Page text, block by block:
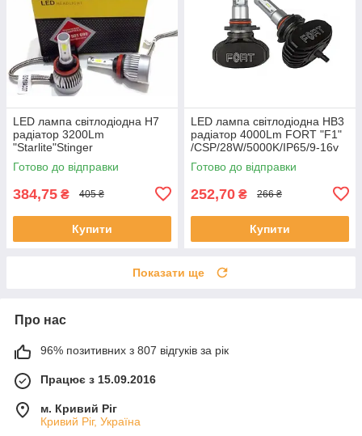
LED лампа світлодіодна H7
радіатор 3200Lm
"Starlite"Stinger
/COB/36W/5500K/IP57/9-32v
(1шт)
Готово до відправки
384,75 ₴ 405 ₴
Купити
LED лампа світлодіодна HB3
радіатор 4000Lm FORT "F1"
/CSP/28W/5000K/IP65/9-16v
(2шт)
Готово до відправки
252,70 ₴ 266 ₴
Купити
Показати ще
Про нас
96% позитивних з 807 відгуків за рік
Працює з 15.09.2016
м. Кривий Ріг
Кривий Ріг, Україна